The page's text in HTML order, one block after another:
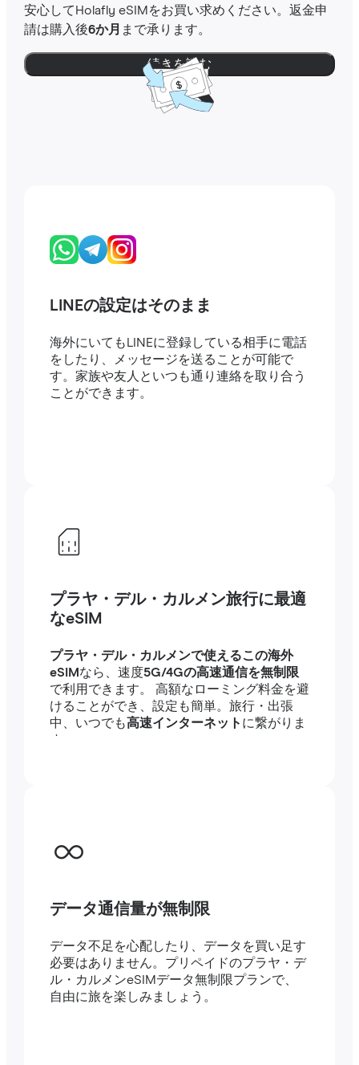
安心してHolafly eSIMをお買い求めください。返金申
請は購入後6か月 まで承ります。
続きを読む
LINEの設定はそのまま
海外にいてもLINEに登録している相手に電話
をしたり、メッセージを送ることが可能で
す。家族や友人といつも通り連絡を取り合う
ことができます。
プラヤ・デル・カルメン旅行に最適
なeSIM
プラヤ・デル・カルメンで使えるこの海外
eSIM なら、速度5G/4Gの高速通信を無制限
で利用できます。 高額なローミング料金を避
けることができ、設定も簡単。旅行・出張
中、いつでも高速インターネット に繋がりま
す。
データ通信量が無制限
データ不足を心配したり、データを買い足す
必要はありません。プリペイドのプラヤ・デ
ル・カルメンeSIMデータ無制限プランで、
自由に旅を楽しみましょう。